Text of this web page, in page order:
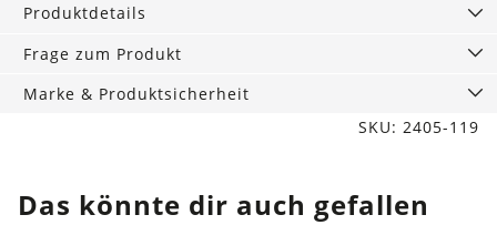
Produktdetails
Frage zum Produkt
Marke & Produktsicherheit
SKU: 2405-119
Das könnte dir auch gefallen